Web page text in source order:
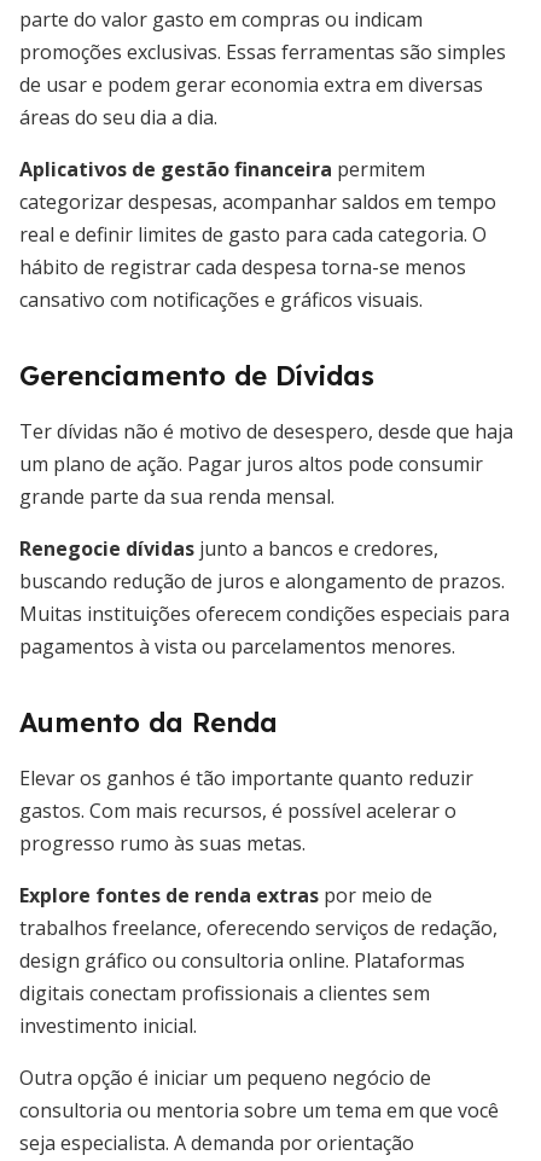
parte do valor gasto em compras ou indicam
promoções exclusivas. Essas ferramentas são simples
de usar e podem gerar economia extra em diversas
áreas do seu dia a dia.
Aplicativos de gestão financeira permitem
categorizar despesas, acompanhar saldos em tempo
real e definir limites de gasto para cada categoria. O
hábito de registrar cada despesa torna-se menos
cansativo com notificações e gráficos visuais.
Gerenciamento de Dívidas
Ter dívidas não é motivo de desespero, desde que haja
um plano de ação. Pagar juros altos pode consumir
grande parte da sua renda mensal.
Renegocie dívidas junto a bancos e credores,
buscando redução de juros e alongamento de prazos.
Muitas instituições oferecem condições especiais para
pagamentos à vista ou parcelamentos menores.
Aumento da Renda
Elevar os ganhos é tão importante quanto reduzir
gastos. Com mais recursos, é possível acelerar o
progresso rumo às suas metas.
Explore fontes de renda extras por meio de
trabalhos freelance, oferecendo serviços de redação,
design gráfico ou consultoria online. Plataformas
digitais conectam profissionais a clientes sem
investimento inicial.
Outra opção é iniciar um pequeno negócio de
consultoria ou mentoria sobre um tema em que você
seja especialista. A demanda por orientação